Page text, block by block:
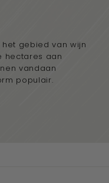
gebied van wijn
hectares aan
vandaan
populair.